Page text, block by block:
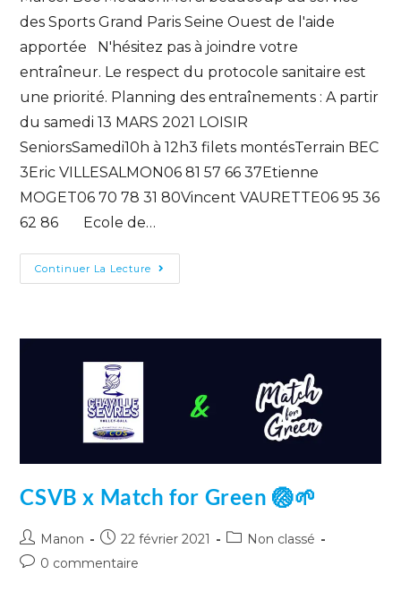
des Sports Grand Paris Seine Ouest de l'aide
apportée N'hésitez pas à joindre votre
entraîneur. Le respect du protocole sanitaire est
une priorité. Planning des entraînements : A partir
du samedi 13 MARS 2021 LOISIR
SeniorsSamedi10h à 12h3 filets montésTerrain BEC
3Eric VILLESALMON06 81 57 66 37Etienne
MOGET06 70 78 31 80Vincent VAURETTE06 95 36
62 86 Ecole de…
Continuer La Lecture
CSVB x Match for Green 🏐🌱
Manon 22 février 2021
Non classé
0 commentaire